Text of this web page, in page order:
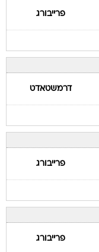
פרייבורג
דרמשטאדט
פרייבורג
פרייבורג